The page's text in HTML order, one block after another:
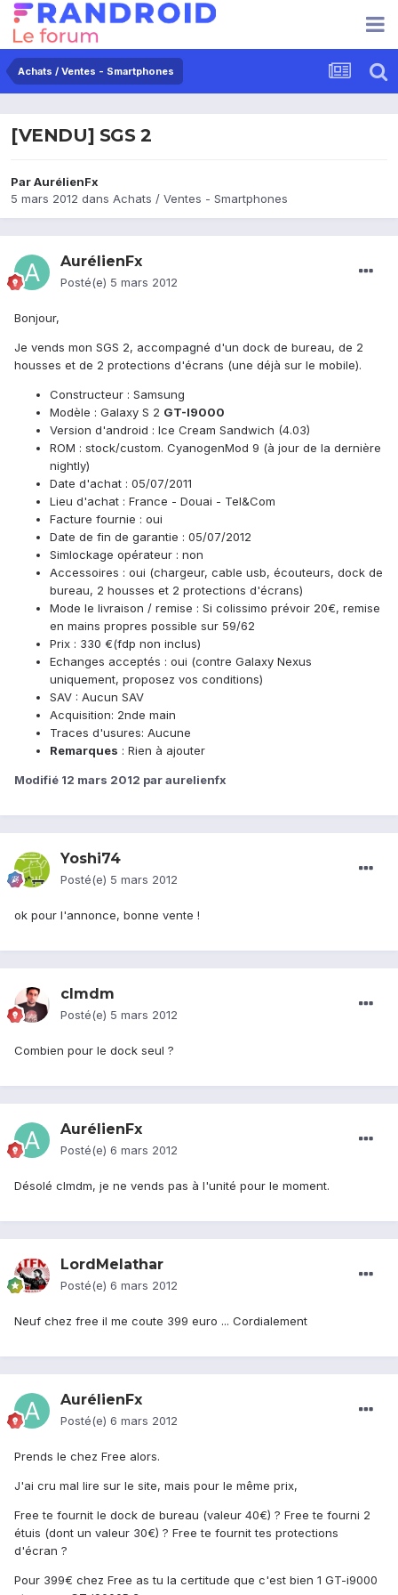
Achats / Ventes - Smartphones
[VENDU] SGS 2
ParAurélienFx
5 mars 2012 dans Achats / Ventes - Smartphones
AurélienFx
Posté(e) 5 mars 2012
Bonjour,
Je vends mon SGS 2, accompagné d'un dock de bureau, de 2
housses et de 2 protections d'écrans (une déjà sur le mobile).
Constructeur : Samsung
Modèle : Galaxy S 2 GT-I9000
Version d'android : Ice Cream Sandwich (4.03)
ROM : stock/custom. CyanogenMod 9 (à jour de la dernière
nightly)
Date d'achat : 05/07/2011
Lieu d'achat : France - Douai - Tel&Com
Facture fournie : oui
Date de fin de garantie : 05/07/2012
Simlockage opérateur : non
Accessoires : oui (chargeur, cable usb, écouteurs, dock de
bureau, 2 housses et 2 protections d'écrans)
Mode le livraison / remise : Si colissimo prévoir 20€, remise
en mains propres possible sur 59/62
Prix : 330 €(fdp non inclus)
Echanges acceptés : oui (contre Galaxy Nexus
uniquement, proposez vos conditions)
SAV : Aucun SAV
Acquisition: 2nde main
Traces d'usures: Aucune
Remarques : Rien à ajouter
Modifié 12 mars 2012 par aurelienfx
Yoshi74
Posté(e) 5 mars 2012
ok pour l'annonce, bonne vente !
clmdm
Posté(e) 5 mars 2012
Combien pour le dock seul ?
AurélienFx
Posté(e) 6 mars 2012
Désolé clmdm, je ne vends pas à l'unité pour le moment.
LordMelathar
Posté(e) 6 mars 2012
Neuf chez free il me coute 399 euro ... Cordialement
AurélienFx
Posté(e) 6 mars 2012
Prends le chez Free alors.
J'ai cru mal lire sur le site, mais pour le même prix,
Free te fournit le dock de bureau (valeur 40€) ? Free te fourni 2
étuis (dont un valeur 30€) ? Free te fournit tes protections
d'écran ?
Pour 399€ chez Free as tu la certitude que c'est bien 1 GT-i9000